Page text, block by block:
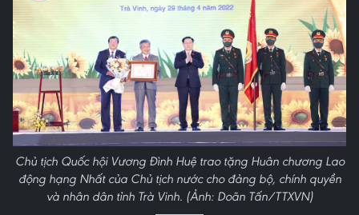
Chủ tịch Quốc hội Vương Đình Huệ trao tặng Huân chương Lao
động hạng Nhất của Chủ tịch nước cho đảng bộ, chính quyền
và nhân dân tỉnh Trà Vinh. (Ảnh: Doãn Tấn/TTXVN)